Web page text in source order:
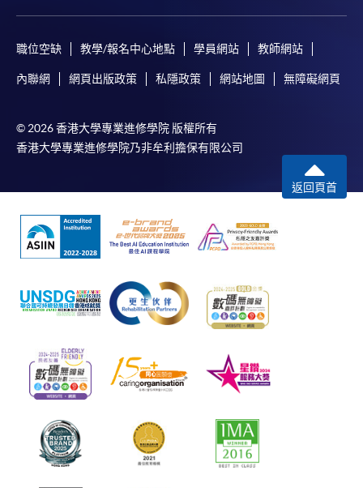
職位空缺 教學/報名中心地點 學員網站 教師網站
內聯網 網頁出版政策 私隱政策 網站地圖 無障礙網頁
© 2026 香港大學專業進修學院 版權所有
香港大學專業進修學院乃非牟利擔保有限公司
返回頁首